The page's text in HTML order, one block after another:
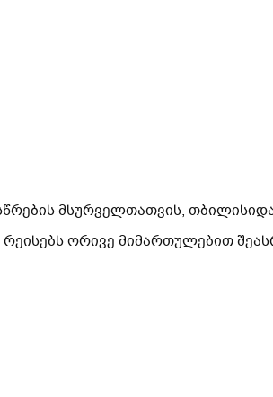
მსურველთათვის,
ორივე მიმართულებით